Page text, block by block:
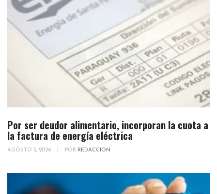
Por ser deudor alimentario, incorporan la cuota a
la factura de energía eléctrica
AGOSTO 3, 2026 POR REDACCION